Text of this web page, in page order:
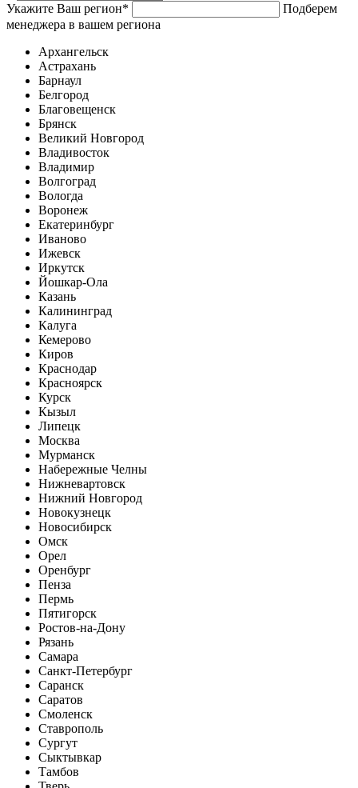
Укажите Ваш регион*
Подберем
менеджера в вашем региона
Архангельск
Астрахань
Барнаул
Белгород
Благовещенск
Брянск
Великий Новгород
Владивосток
Владимир
Волгоград
Вологда
Воронеж
Екатеринбург
Иваново
Ижевск
Иркутск
Йошкар-Ола
Казань
Калининград
Калуга
Кемерово
Киров
Краснодар
Красноярск
Курск
Кызыл
Липецк
Москва
Мурманск
Набережные Челны
Нижневартовск
Нижний Новгород
Новокузнецк
Новосибирск
Омск
Орел
Оренбург
Пенза
Пермь
Пятигорск
Ростов-на-Дону
Рязань
Самара
Санкт-Петербург
Саранск
Саратов
Смоленск
Ставрополь
Сургут
Сыктывкар
Тамбов